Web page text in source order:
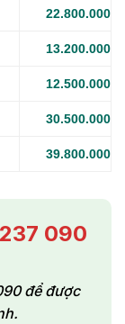
22.800.000
13.200.000
12.500.000
30.500.000
39.800.000
090
để được